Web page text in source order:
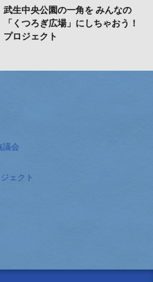
武生中央公園の一角を みんなの
「くつろぎ広場」にしちゃおう！
プロジェクト
議会
ェクト